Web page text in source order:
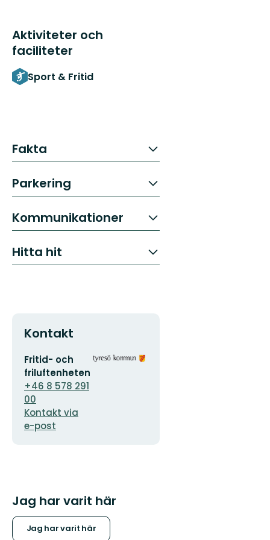
Aktiviteter och
faciliteter
Sport & Fritid
Fakta
Parkering
Kommunikationer
Hitta hit
Kontakt
E-
postadress
Fritid- och
friluftenheten
+46 8 578 291
00
Kontakt via
e-post
Organisationens
Jag har varit här
Jag har varit här